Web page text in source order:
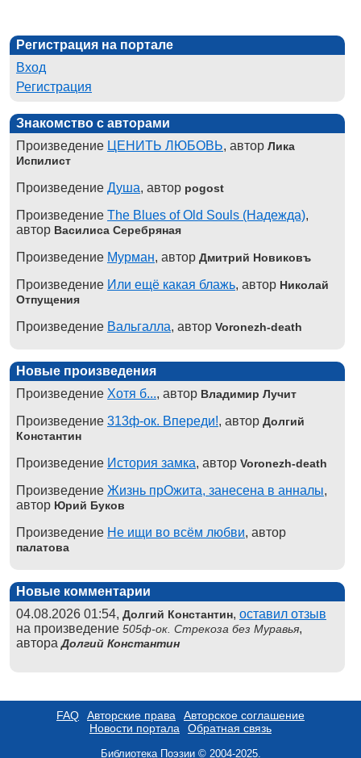
Регистрация на портале
Вход
Регистрация
Знакомство с авторами
Произведение ЦЕНИТЬ ЛЮБОВЬ, автор Лика
Испилист
Произведение Душа, автор pogost
Произведение The Blues of Old Souls (Надежда),
автор Василиса Серебряная
Произведение Мурман, автор Дмитрий Новиковъ
Произведение Или ещё какая блажь, автор Николай
Отпущения
Произведение Вальгалла, автор Voronezh-death
Новые произведения
Произведение Хотя б..., автор Владимир Лучит
Произведение 313ф-ок. Впереди!, автор Долгий
Константин
Произведение История замка, автор Voronezh-death
Произведение Жизнь прОжита, занесена в анналы,
автор Юрий Буков
Произведение Не ищи во всём любви, автор
палатова
Новые комментарии
04.08.2026 01:54, Долгий Константин, оставил отзыв
на произведение 505ф-ок. Стрекоза без Муравья,
автораДолгий Константин
FAQ Авторские права
Авторское соглашение
Новости портала
Обратная связь
Библиотека Поэзии © 2004-2025.